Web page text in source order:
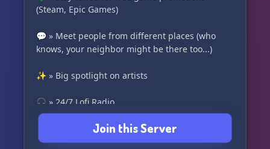
in 【💫〗Dawn of OddWorld〖💫】, where every
story. 💬 Join now and let the adventure begin!
🚪🎲
(Steam, Epic Games)
💬 » Meet people from different places (who
knows, your neighbor might be there too...)
✨ » Big spotlight on artists
🎧 » 24/7 Lofi Radio
👮‍♂️ » Active moderation (free of NSFW or +18
content)
Join this Server